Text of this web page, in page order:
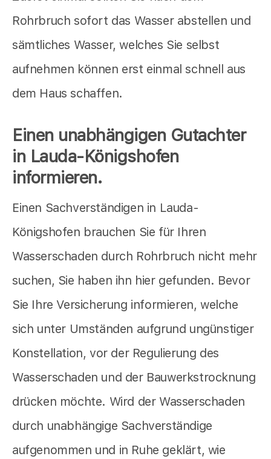
Rohrbruch sofort das Wasser abstellen und
sämtliches Wasser, welches Sie selbst
aufnehmen können erst einmal schnell aus
dem Haus schaffen.
Einen unabhängigen Gutachter
in Lauda-Königshofen
informieren.
Einen Sachverständigen in Lauda-
Königshofen brauchen Sie für Ihren
Wasserschaden durch Rohrbruch nicht mehr
suchen, Sie haben ihn hier gefunden. Bevor
Sie Ihre Versicherung informieren, welche
sich unter Umständen aufgrund ungünstiger
Konstellation, vor der Regulierung des
Wasserschaden und der Bauwerkstrocknung
drücken möchte. Wird der Wasserschaden
durch unabhängige Sachverständige
aufgenommen und in Ruhe geklärt, wie